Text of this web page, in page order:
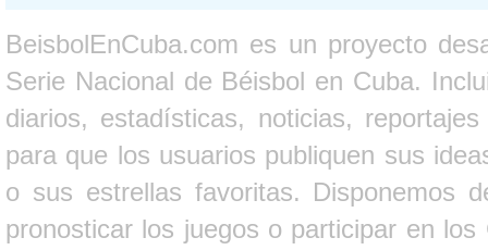
BeisbolEnCuba.com es un proyecto
Serie Nacional de Béisbol en Cuba.
diarios, estadísticas, noticias,
para que los usuarios publiquen sus
o sus estrellas favoritas. Disponemos
pronosticar los juegos o participar en